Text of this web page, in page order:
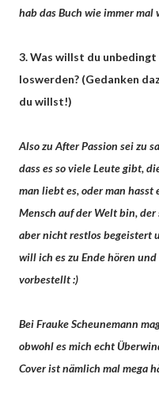
hab das Buch wie immer
3. Was willst du
loswerden? (Gedanken
du willst!)
Also zu After Passion sei zu
dass es so viele Leute gibt,
man liebt es, oder man hasst
Mensch auf der Welt bin, der
aber nicht restlos begeistert
will ich es zu Ende hören
vorbestellt :)
Bei Frauke Scheunemann
obwohl es mich echt
Cover ist nämlich mal mega